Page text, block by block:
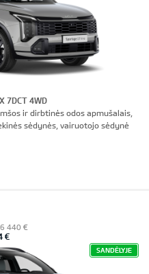
7DCT 4WD
ir dirbtinės odos apmušalais,
sėdynės, vairuotojo sėdynė
440 €
€
SANDĖLYJE